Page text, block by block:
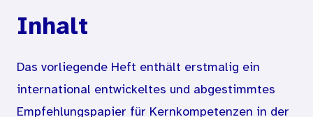
Inhalt
Das vorliegende Heft enthält erstmalig ein
international entwickeltes und abgestimmtes
Empfehlungspapier für Kernkompetenzen in der